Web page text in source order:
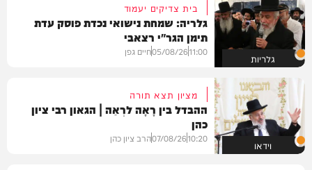
גלריות
בית צדיקים יעמוד
גלריה: שמחת נישואי נכדת פוסק עדת
תימן הגר"י רצאבי
11:00
05/08/26חיים גפן
וידאו
מציון תצא תורה
ההבדל בין רָאָה לרְאֵה | הגאון רבי ציון
כהן
10:20
07/08/26הרב ציון כהן